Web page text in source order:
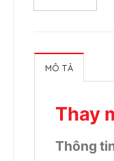
MÔ TẢ
Thay
Thông